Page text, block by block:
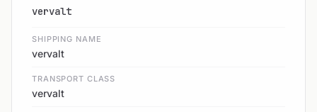
vervalt
SHIPPING NAME
vervalt
TRANSPORT CLASS
vervalt